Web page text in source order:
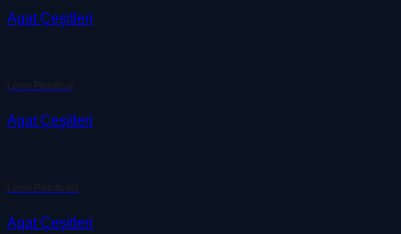
Agat Çeşitleri
Lemn Pietrificat
Agat Çeşitleri
Lemn Pietrificat2
Agat Çeşitleri